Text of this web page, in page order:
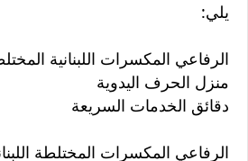
يلي:
الرفاعي المكسرات اللبنانية
منزل الحرف اليدوية
دقائق الخدمات السريعة
الرفاعي المكسرات المختلطة